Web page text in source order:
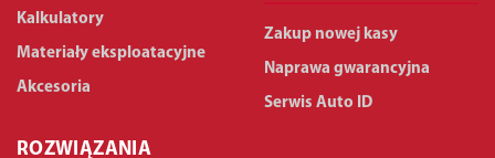
Kalkulatory
Materiały eksploatacyjne
Akcesoria
ROZWIĄZANIA
Zakup nowej kasy
Naprawa gwarancyjna
Serwis Auto ID